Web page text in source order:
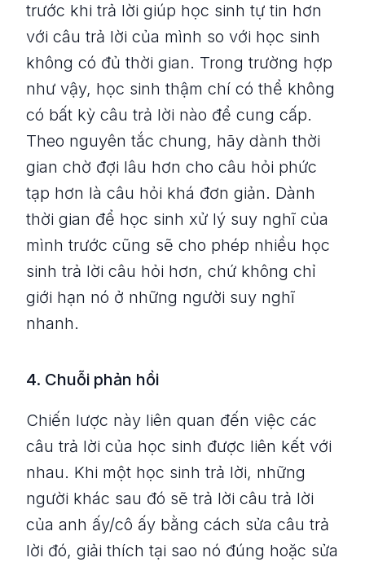
trước khi trả lời giúp học sinh tự tin hơn
với câu trả lời của mình so với học sinh
không có đủ thời gian. Trong trường hợp
như vậy, học sinh thậm chí có thể không
có bất kỳ câu trả lời nào để cung cấp.
Theo nguyên tắc chung, hãy dành thời
gian chờ đợi lâu hơn cho câu hỏi phức
tạp hơn là câu hỏi khá đơn giản. Dành
thời gian để học sinh xử lý suy nghĩ của
mình trước cũng sẽ cho phép nhiều học
sinh trả lời câu hỏi hơn, chứ không chỉ
giới hạn nó ở những người suy nghĩ
nhanh.
4. Chuỗi phản hồi
Chiến lược này liên quan đến việc các
câu trả lời của học sinh được liên kết với
nhau. Khi một học sinh trả lời, những
người khác sau đó sẽ trả lời câu trả lời
của anh ấy/cô ấy bằng cách sửa câu trả
lời đó, giải thích tại sao nó đúng hoặc sửa